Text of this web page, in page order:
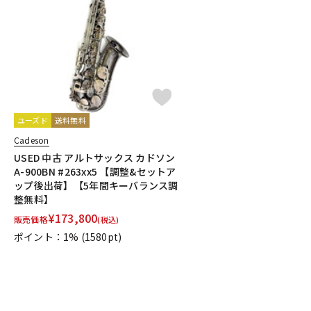
DJ機器
中古
ユーズド 送料無料
Cadeson
USED 中古 アルトサックス カドソン
A-900BN #263xx5 【調整&セットア
ップ後出荷】【5年間キーバランス調
整無料】
販売価格¥173,800(税込)
ポイント：1% (1580pt)